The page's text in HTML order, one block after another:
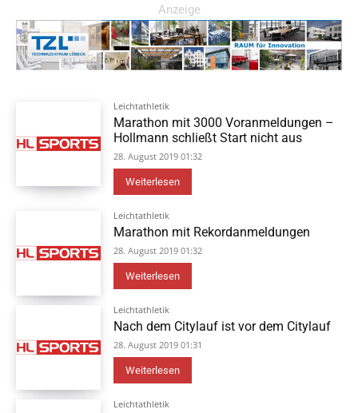
Anzeige
Leichtathletik
Marathon mit 3000 Voranmeldungen –
Hollmann schließt Start nicht aus
28. August 2019 01:32
Weiterlesen
Leichtathletik
Marathon mit Rekordanmeldungen
28. August 2019 01:32
Weiterlesen
Leichtathletik
Nach dem Citylauf ist vor dem Citylauf
28. August 2019 01:31
Weiterlesen
Leichtathletik